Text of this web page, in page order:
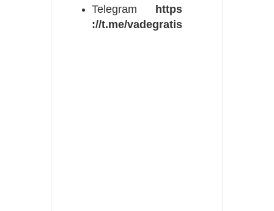
Telegram
https
://t.me/vadegratis